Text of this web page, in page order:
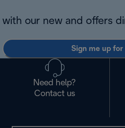
with our new and offers
Sign me up for
Need help?
Contact us